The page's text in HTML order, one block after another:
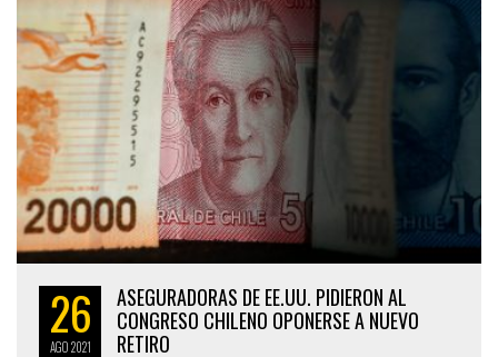
26
AGO2021
ASEGURADORAS DE EE.UU. PIDIERON AL
CONGRESO CHILENO OPONERSE A NUEVO
RETIRO